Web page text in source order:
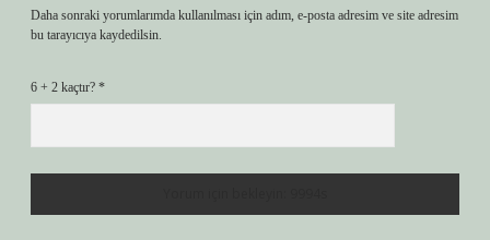
Daha sonraki yorumlarımda kullanılması için adım, e-posta adresim ve site adresim
bu tarayıcıya kaydedilsin.
6 + 2 kaçtır? *